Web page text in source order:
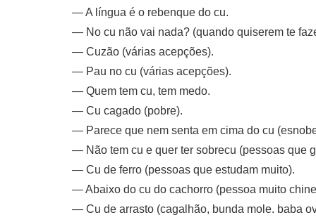
— A língua é o rebenque do cu.
— No cu não vai nada? (quando quiserem te
— Cuzão (várias acepções).
— Pau no cu (várias acepções).
— Quem tem cu, tem medo.
— Cu cagado (pobre).
— Parece que nem senta em cima do cu
— Não tem cu e quer ter sobrecu (pessoas que
— Cu de ferro (pessoas que estudam muito).
— Abaixo do cu do cachorro (pessoa muito
— Cu de arrasto (cagalhão, bunda mole. baba